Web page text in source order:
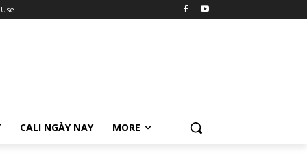
CALI NGÀY NAY MORE